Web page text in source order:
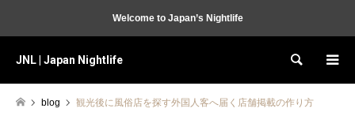
Welcome to Japan’s Nightlife
JNL | Japan Nightlife Search
blog 観光後に風俗店を探す外国人客へ届く店舗掲載の作り方